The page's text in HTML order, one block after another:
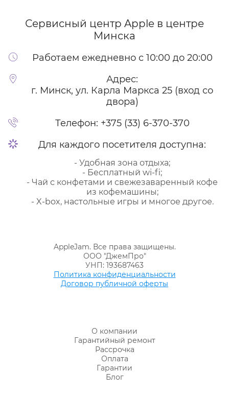
Сервисный центр Apple в центре
Минска
Работаем ежедневно с 10:00 до 20:00
Адрес:
г. Минск, ул. Карла Маркса 25 (вход со
двора)
Телефон: +375 (33) 6-370-370
Для каждого посетителя доступна:
- Удобная зона отдыха;
- Бесплатный wi-fi;
- Чай с конфетами и свежезаваренный кофе
из кофемашины;
- X-box, настольные игры и многое другое.
AppleJam. Все права защищены.
ООО "ДжемПро"
УНП: 193687463
Политика конфиденциальности
Договор публичной оферты
О компании
Гарантийный ремонт
Рассрочка
Оплата
Гарантии
Блог